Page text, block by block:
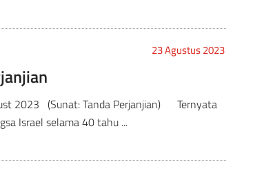
23 Agustus 2023
2023 (Sunat: Tanda Perjanjian) Ternyata
Israel selama 40 tahu ...